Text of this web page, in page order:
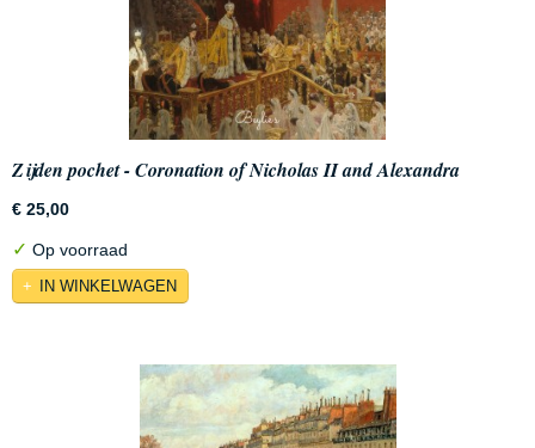
Zijden pochet - Coronation of Nicholas II and Alexandra
€ 25,00
✓ Op voorraad
IN WINKELWAGEN